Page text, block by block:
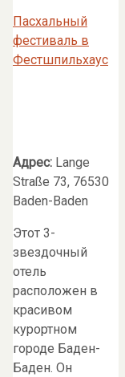
Пасхальный
фестиваль в
Фестшпильхаус
Адрес: Lange
Straße 73, 76530
Baden-Baden
Этот 3-
звездочный
отель
расположен в
красивом
курортном
городе Баден-
Баден. Он